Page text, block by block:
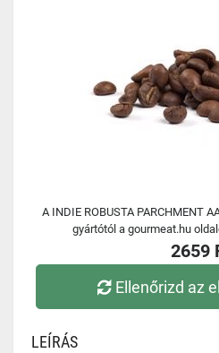
A INDIE ROBUSTA PARCHMENT
gyártótól a gourmeat.hu
2659
Ellenőrizd az
LEÍRÁS